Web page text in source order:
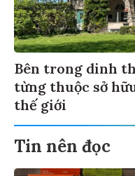
Bên trong dinh
từng thuộc sở
thế giới
Tin nên đọc